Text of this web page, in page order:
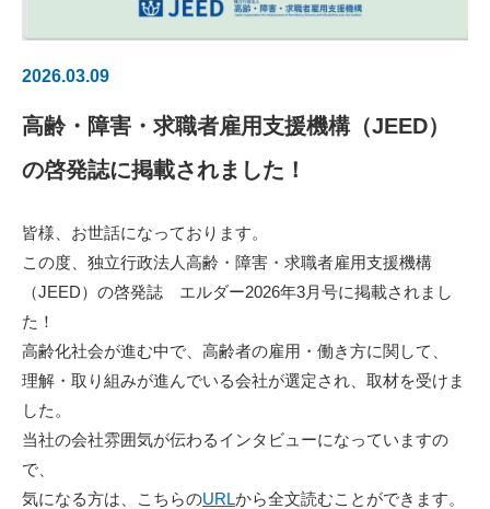
2026.03.09
高齢・障害・求職者雇用支援機構（JEED）
の啓発誌に掲載されました！
皆様、お世話になっております。
この度、独立行政法人高齢・障害・求職者雇用支援機構
（JEED）の啓発誌 エルダー2026年3月号に掲載されまし
た！
高齢化社会が進む中で、高齢者の雇用・働き方に関して、
理解・取り組みが進んでいる会社が選定され、取材を受けま
した。
当社の会社雰囲気が伝わるインタビューになっていますの
で、
気になる方は、こちらのURLから全文読むことができます。